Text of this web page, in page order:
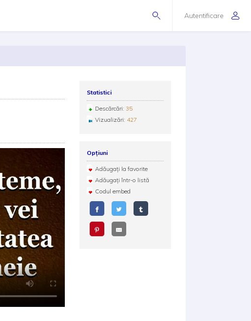
Autentificare
Statistici
Descărcări: 35
Vizualizări: 427
Opțiuni
Adăugați la favorite
Adăugați într-o listă
Codul embed